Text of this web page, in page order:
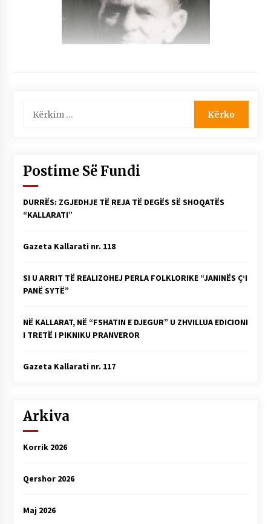
për:
Postime Së Fundi
DURRËS: ZGJEDHJE TË REJA TË DEGËS SË SHOQATËS
“KALLARATI”
Gazeta Kallarati nr. 118
SI U ARRIT TË REALIZOHEJ PERLA FOLKLORIKE “JANINËS Ç’I
PANË SYTË”
NË KALLARAT, NË “FSHATIN E DJEGUR” U ZHVILLUA EDICIONI
I TRETË I PIKNIKU PRANVEROR
Gazeta Kallarati nr. 117
Arkiva
Korrik 2026
Qershor 2026
Maj 2026